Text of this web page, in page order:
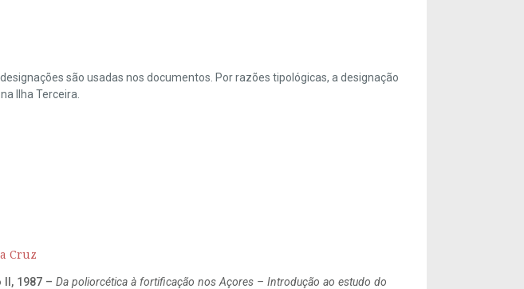
são usadas nos documentos. Por razões tipológicas, a designação
Ilha Terceira.
Cruz
II, 1987 – Da poliorcética à fortificação nos Açores – Introdução ao estudo do